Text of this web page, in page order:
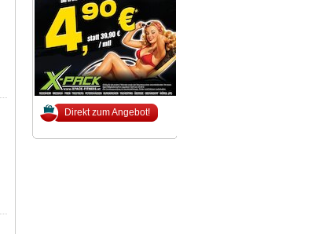
Direkt zum Angebot!